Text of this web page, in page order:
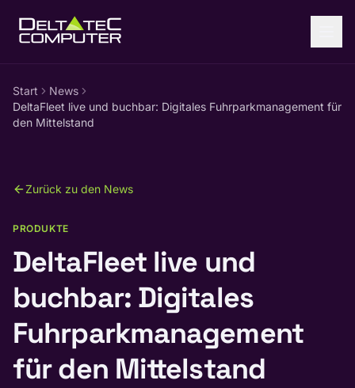
Start
News
DeltaFleet live und buchbar: Digitales Fuhrparkmanagement für
den Mittelstand
Zurück zu den News
PRODUKTE
DeltaFleet live und
buchbar: Digitales
Fuhrparkmanagement
für den Mittelstand